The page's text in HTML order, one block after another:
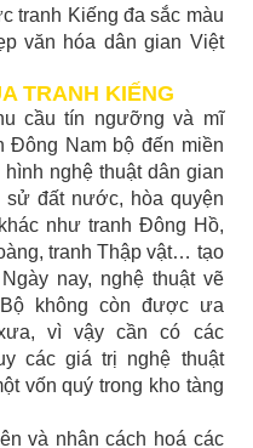
tranh Kiếng đa sắc màu
văn hóa dân gian Việt
TRANH KIẾNG
cầu tín ngưỡng và mĩ
Đông Nam bộ đến miền
nghệ thuật dân gian
sử đất nước, hòa quyện
như tranh Đông Hồ,
tranh Thập vật… tạo
nay, nghệ thuật vẽ
không còn được ưa
vì vậy cần có các
các giá trị nghệ thuật
vốn quý trong kho tàng
và nhân cách hoá các